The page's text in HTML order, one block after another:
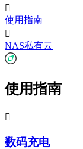

使用指南

NAS私有云
使用指南

数码充电